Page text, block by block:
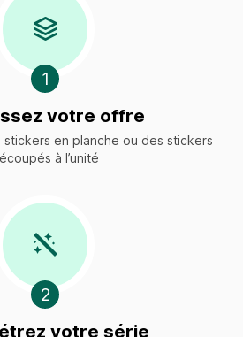
1
votre offre
en planche ou des stickers
à l’unité
2
votre série